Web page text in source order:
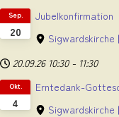
20
Sep.
Jubelkonfirmation
Sigwardskirche
20.09.26 10:30 - 11:30
4
Okt.
Erntedank-
Sigwardskirche